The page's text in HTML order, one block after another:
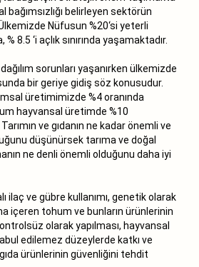
bağımsızlığı belirleyen sektörün
Nüfusun %20‘si yeterli
8.5 ‘i açlık sınırında yaşamaktadır.
sorunları yaşanırken ülkemizde
bir geriye gidiş söz konusudur.
üretimimizde %4 oranında
hayvansal üretimde %10
ve gıdanın ne kadar önemli ve
düşünürsek tarıma ve doğal
ne denli önemli olduğunu daha iyi
ve gübre kullanımı, genetik olarak
içeren tohum ve bunların ürünlerinin
olarak yapılması, hayvansal
edilemez düzeylerde katkı ve
gıda ürünlerinin güvenliğini tehdit